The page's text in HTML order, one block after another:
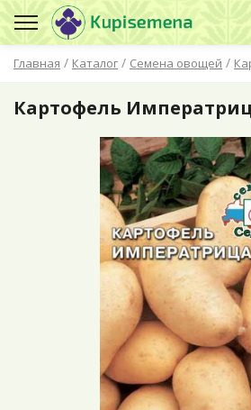
Главная / Каталог / Семена овощей /
Картофель